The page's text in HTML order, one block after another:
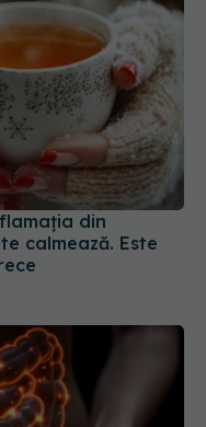
din
calmează. Este